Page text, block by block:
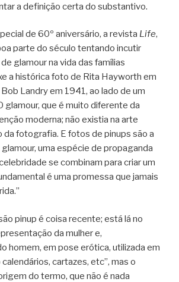
a definição certa do substantivo.
de 60º aniversário, a revista Life,
parte do século tentando incutir
glamour na vida das famílias
a histórica foto de Rita Hayworth em
Landry em 1941, ao lado de um
glamour, que é muito diferente da
moderna; não existia na arte
fotografia. E fotos de pinups são a
uma espécie de propaganda
se combinam para criar um
é uma promessa que jamais
pinup é coisa recente; está lá no
da mulher e,
homem, em pose erótica, utilizada em
cartazes, etc”, mas o
do termo, que não é nada